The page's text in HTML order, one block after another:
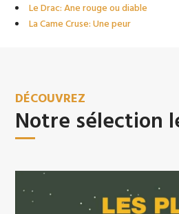
Le Drac: Ane rouge ou diable
La Came Cruse: Une peur
DÉCOUVREZ
Notre sélection